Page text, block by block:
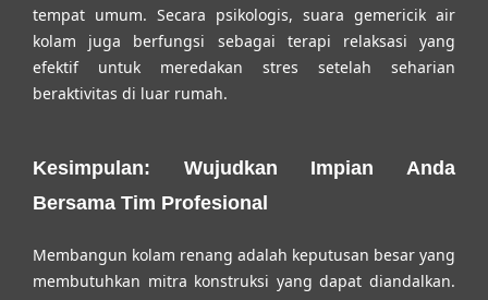
tempat umum. Secara psikologis, suara gemericik air
kolam juga berfungsi sebagai terapi relaksasi yang
efektif untuk meredakan stres setelah seharian
beraktivitas di luar rumah.
Kesimpulan: Wujudkan Impian Anda
Bersama Tim Profesional
Membangun kolam renang adalah keputusan besar yang
membutuhkan mitra konstruksi yang dapat diandalkan.